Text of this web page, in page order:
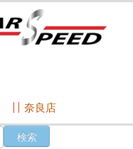
奈良店